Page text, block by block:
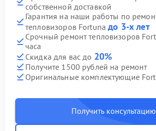
собственной доставкой
Гарантия на наши работы по
тепловизоров Fortunaдо 3-х лет
Срочный ремонт тепловизоров
часа
Скидка для вас до 20%
Получите 1500 рублей на ремонт
Оригинальные комплектующие
Получить консультацию